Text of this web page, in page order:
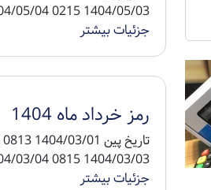
1404/05/03 0215 1404/05/04 0208 1404/05/05 ...
جزئیات بیشتر
رمز خرداد ماه 1404
1404/03/03 0815 1404/03/04 0808 1404/03/05 ...
جزئیات بیشتر